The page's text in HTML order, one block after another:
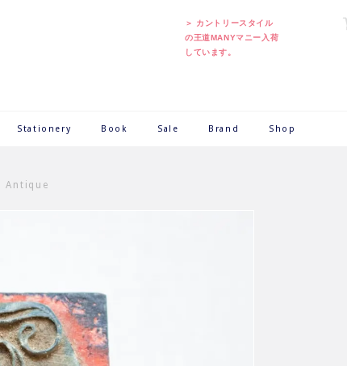
＞ カントリースタイル
の王道MANYマニー入荷
しています。
Stationery Book Sale Brand Shop
Antique